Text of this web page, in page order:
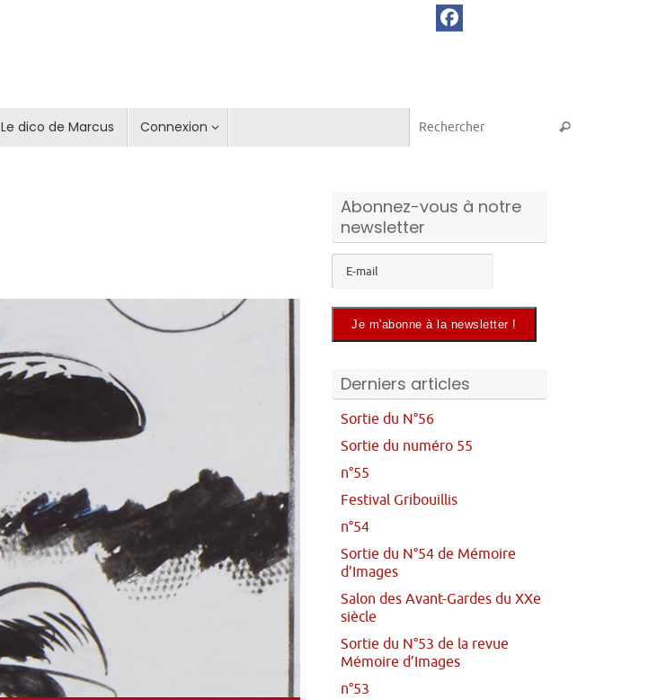
Le dico de Marcus Connexion Rechercher
Abonnez-vous à notre
newsletter
Derniers articles
Sortie du N°56
Sortie du numéro 55
n°55
Festival Gribouillis
n°54
Sortie du N°54 de Mémoire
d’Images
Salon des Avant-Gardes du XXe
siècle
Sortie du N°53 de la revue
Mémoire d’Images
n°53